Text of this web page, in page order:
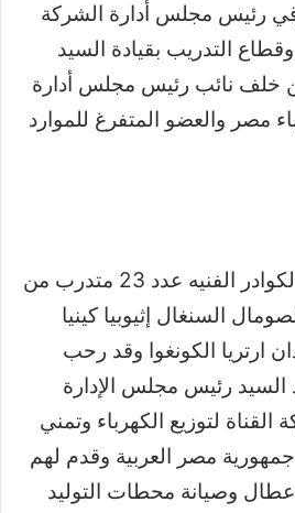
رئيس مجلس أدارة الشركة
التدريب بقيادة السيد
خلف نائب رئيس مجلس أدارة
مصر والعضو المتفرغ للموارد
استقبل مركز تدريب الكوادر الفنيه عدد 23 متدرب من
السنغال إثيوبيا كينيا
ارتريا الكونغوا وقد رحب
رئيس مجلس الإدارة
لتوزيع الكهرباء وتمني
مصر العربية وقدم لهم
وصيانة محطات التوليد